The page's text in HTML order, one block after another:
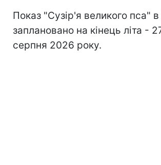
Показ "Сузір'я великого пса" в
заплановано на кінець літа -
серпня 2026 року.